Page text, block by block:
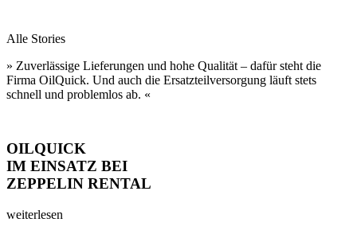
Alle Stories
» Zuverlässige Lieferungen und hohe Qualität – dafür steht die
Firma OilQuick. Und auch die Ersatzteil­versorgung läuft stets
schnell und problem­los ab. «
OILQUICK
IM EINSATZ BEI
ZEPPELIN RENTAL
weiterlesen